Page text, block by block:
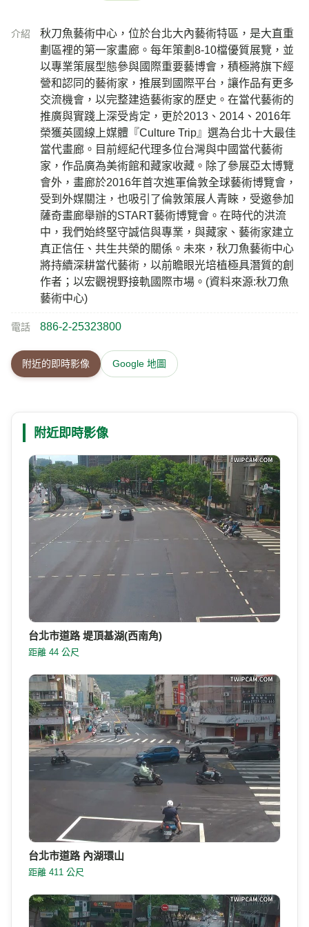
介紹
秋刀魚藝術中心，位於台北大內藝術特區，是大直重
劃區裡的第一家畫廊。每年策劃8-10檔優質展覽，並
以專業策展型態參與國際重要藝博會，積極將旗下經
營和認同的藝術家，推展到國際平台，讓作品有更多
交流機會，以完整建造藝術家的歷史。在當代藝術的
推廣與實踐上深受肯定，更於2013、2014、2016年
榮獲英國線上媒體『Culture Trip』選為台北十大最佳
當代畫廊。目前經紀代理多位台灣與中國當代藝術
家，作品廣為美術館和藏家收藏。除了參展亞太博覽
會外，畫廊於2016年首次進軍倫敦全球藝術博覽會，
受到外媒關注，也吸引了倫敦策展人青睞，受邀參加
薩奇畫廊舉辦的START藝術博覽會。在時代的洪流
中，我們始終堅守誠信與專業，與藏家、藝術家建立
真正信任、共生共榮的關係。未來，秋刀魚藝術中心
將持續深耕當代藝術，以前瞻眼光培植極具潛質的創
作者；以宏觀視野接軌國際市場。(資料來源:秋刀魚
藝術中心)
電話 886-2-25323800
附近的即時影像 Google 地圖
附近即時影像
台北市道路 堤頂基湖(西南角)
距離 44 公尺
台北市道路 內湖環山
距離 411 公尺